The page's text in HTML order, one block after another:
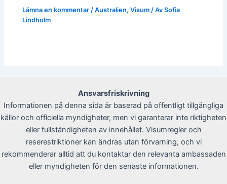
Lämna en kommentar /Australien,Visum / Av Sofia
Lindholm
Ansvarsfriskrivning
Informationen på denna sida är baserad på offentligt tillgängliga
källor och officiella myndigheter, men vi garanterar inte riktigheten
eller fullständigheten av innehållet. Visumregler och
reserestriktioner kan ändras utan förvarning, och vi
rekommenderar alltid att du kontaktar den relevanta ambassaden
eller myndigheten för den senaste informationen.